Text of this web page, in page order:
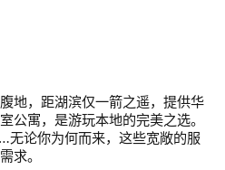
地，距湖滨仅一箭之遥，提供华
公寓，是游玩本地的完美之选。
论你为何而来，这些宽敞的服
求。